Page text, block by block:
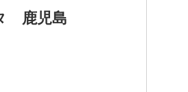
鹿児島